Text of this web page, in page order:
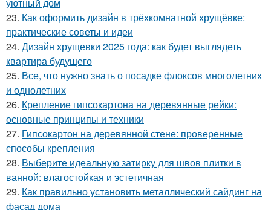
23. Как оформить дизайн в трёхкомнатной хрущёвке:
практические советы и идеи
24. Дизайн хрущевки 2025 года: как будет выглядеть
квартира будущего
25. Все, что нужно знать о посадке флоксов многолетних
и однолетних
26. Крепление гипсокартона на деревянные рейки:
основные принципы и техники
27. Гипсокартон на деревянной стене: проверенные
способы крепления
28. Выберите идеальную затирку для швов плитки в
ванной: влагостойкая и эстетичная
29. Как правильно установить металлический сайдинг на
фасад дома